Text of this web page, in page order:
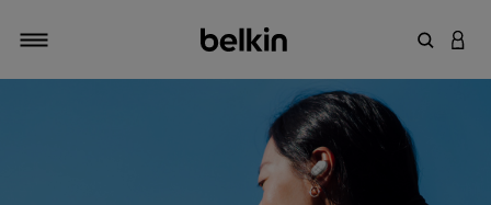
切換瀏覽方式
輸入關鍵
登入